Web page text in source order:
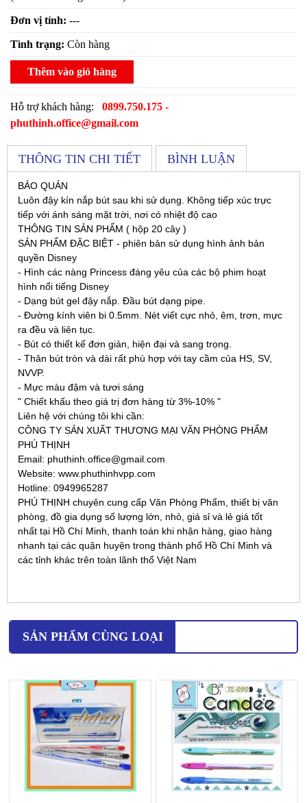
Đơn vị tính: ---
Tình trạng: Còn hàng
Thêm vào giỏ hàng
Hỗ trợ khách hàng: 0899.750.175 -
phuthinh.office@gmail.com
THÔNG TIN CHI TIẾT BÌNH LUẬN
BẢO QUẢN
Luôn đậy kín nắp bút sau khi sử dụng. Không tiếp xúc trực
tiếp với ánh sáng mặt trời, nơi có nhiệt độ cao
THÔNG TIN SẢN PHẨM ( hộp 20 cây )
SẢN PHẨM ĐẶC BIỆT - phiên bản sử dụng hình ảnh bản
quyền Disney
- Hình các nàng Princess đáng yêu của các bộ phim hoạt
hình nổi tiếng Disney
- Dạng bút gel đậy nắp. Đầu bút dạng pipe.
- Đường kính viên bi 0.5mm. Nét viết cực nhỏ, êm, trơn, mực
ra đều và liên tục.
- Bút có thiết kế đơn giản, hiện đại và sang trọng.
- Thân bút tròn và dài rất phù hợp với tay cầm của HS, SV,
NVVP.
- Mực màu đậm và tươi sáng
" Chiết khấu theo giá trị đơn hàng từ 3%-10% "
Liên hệ với chúng tôi khi cần:
CÔNG TY SẢN XUẤT THƯƠNG MẠI VĂN PHÒNG PHẨM
PHÚ THỊNH
Email: phuthinh.office@gmail.com
Website: www.phuthinhvpp.com
Hotline: 0949965287
PHÚ THỊNH chuyên cung cấp Văn Phòng Phẩm, thiết bị văn
phòng, đồ gia dụng số lượng lớn, nhỏ, giá sỉ và lẻ giá tốt
nhất tại Hồ Chí Minh, thanh toán khi nhận hàng, giao hàng
nhanh tại các quận huyện trong thành phố Hồ Chí Minh và
các tỉnh khác trên toàn lãnh thổ Việt Nam
SẢN PHẨM CÙNG LOẠI